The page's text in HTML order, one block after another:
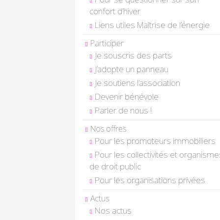
confort d’hiver
Liens utiles Maîtrise de l’énergie
Participer
Je souscris des parts
J’adopte un panneau
Je soutiens l’association
Devenir bénévole
Parler de nous !
Nos offres
Pour les promoteurs immobiliers
Pour les collectivités et
de droit public
Pour les organisations privées
Actus
Nos actus